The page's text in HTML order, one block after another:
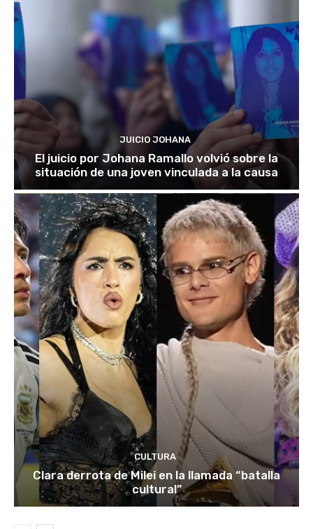
JUICIO JOHANA
El juicio por Johana Ramallo volvió sobre la
situación de una joven vinculada a la causa
CULTURA
Clara derrota de Milei en la llamada “batalla
cultural”